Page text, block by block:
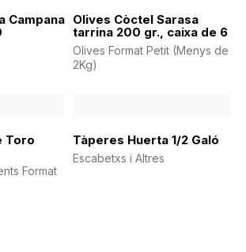
Campana Olives Còctel Sarasa
tarrina 200 gr., caixa de 6
Olives Format Petit (Menys de
2Kg)
Toro
Format
Tàperes Huerta 1/2 Galó
Escabetxs i Altres